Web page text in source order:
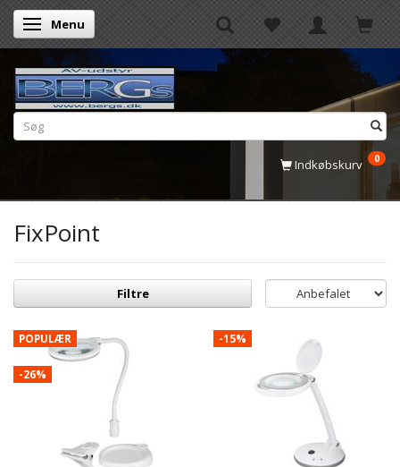
Skifte navigation
Menu
Indkøbskurv 0
FixPoint
Filtre
POPULÆR
-26%
-15%